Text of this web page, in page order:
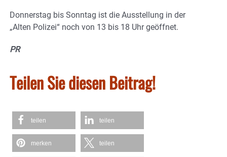
Donnerstag bis Sonntag ist die Ausstellung in der
„Alten Polizei“ noch von 13 bis 18 Uhr geöffnet.
PR
Teilen Sie diesen Beitrag!
teilen teilen
merken teilen